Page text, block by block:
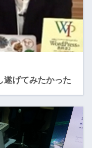
遂げてみたかった